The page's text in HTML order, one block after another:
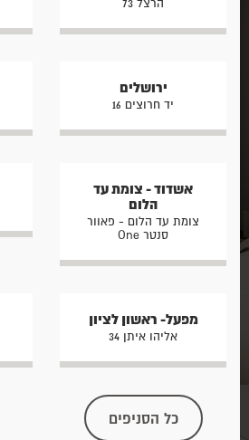
הרצל 73
ירושלים
יד חרוצים 16
אשדוד - צומת עד
הלום
צומת עד הלום - פאוור
סנטר One
מפעל- ראשון לציון
אליהו איתן 34
כל הסניפים